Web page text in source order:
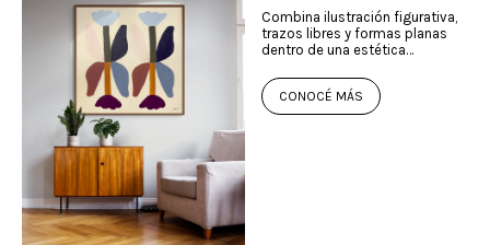
Combina ilustración figurativa,
trazos libres y formas planas
dentro de una estética
CONOCÉ MÁS